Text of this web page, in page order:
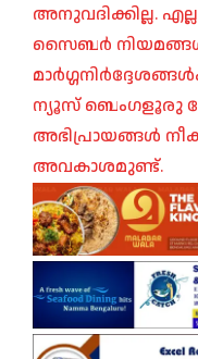
അനുവദിക്കില്ല.
സൈബർ
ന്യൂസ് ബെംഗളൂരു
അഭിപ്രായങ്ങൾ
അവകാശമുണ്ട്.